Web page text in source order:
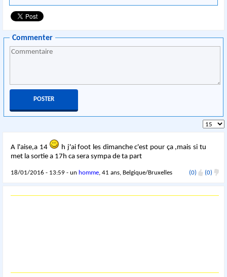
Commenter
A l'aise,a 14
h j'ai foot les dimanche c'est pour ça ,mais si tu
met la sortie a 17h ca sera sympa de ta part
18/01/2016 - 13:59 - un homme, 41 ans, Belgique/Bruxelles (0) (0)